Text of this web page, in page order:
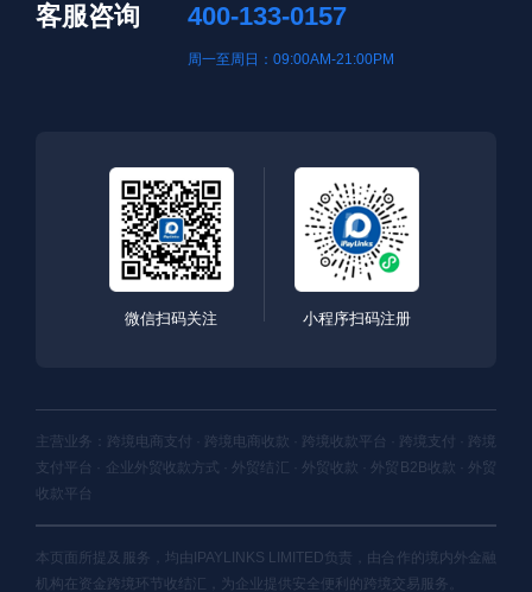
客服咨询 400-133-0157
周一至周日：09:00AM-21:00PM
微信扫码关注 小程序扫码注册
主营业务：跨境电商支付 · 跨境电商收款 · 跨境收款平台 · 跨境支付 · 跨境
支付平台 · 企业外贸收款方式 · 外贸结汇 · 外贸收款 · 外贸B2B收款 · 外贸
收款平台
本页面所提及服务，均由IPAYLINKS LIMITED负责，由合作的境内外金融
机构在资金跨境环节收结汇，为企业提供安全便利的跨境交易服务。